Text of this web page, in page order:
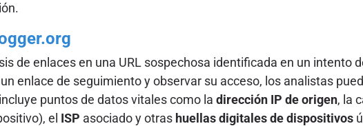
de enlaces en una URL sospechosa identificada en un intento
enlace de seguimiento y observar su acceso, los analistas
puntos de datos vitales como la dirección IP de origen, la
el ISP asociado y otras huellas digitales de dispositivos